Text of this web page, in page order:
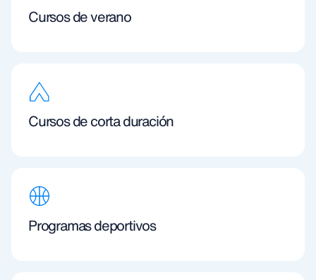
Cursos de verano
Cursos de corta duración
Programas deportivos